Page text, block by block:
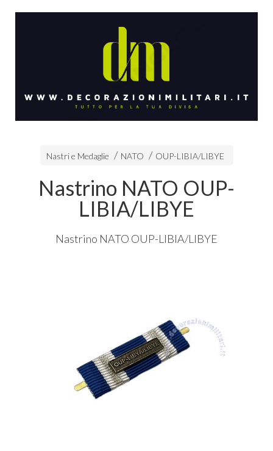
Nastri e Medaglie NATO OUP-LIBIA/LIBYE
Nastrino NATO OUP-
LIBIA/LIBYE
Nastrino NATO OUP-LIBIA/LIBYE